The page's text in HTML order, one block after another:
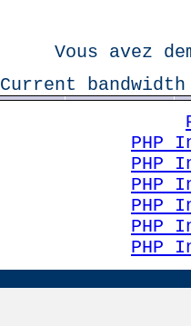
Vous avez
Current
PHP
PHP
PHP
PHP
PHP
PHP